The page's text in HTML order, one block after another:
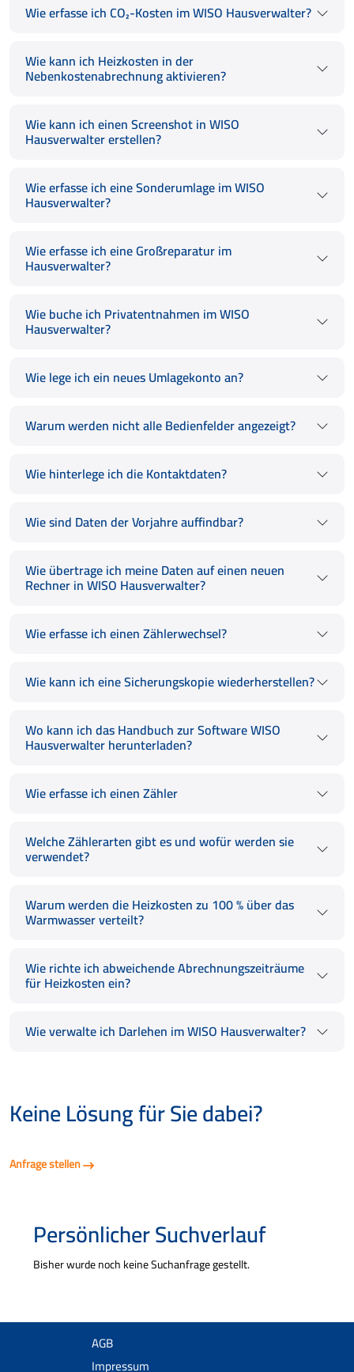
Wie erfasse ich CO₂-Kosten im WISO Hausverwalter?
Wie kann ich Heizkosten in der
Nebenkostenabrechnung aktivieren?
Wie kann ich einen Screenshot in WISO
Hausverwalter erstellen?
Wie erfasse ich eine Sonderumlage im WISO
Hausverwalter?
Wie erfasse ich eine Großreparatur im
Hausverwalter?
Wie buche ich Privatentnahmen im WISO
Hausverwalter?
Wie lege ich ein neues Umlagekonto an?
Warum werden nicht alle Bedienfelder angezeigt?
Wie hinterlege ich die Kontaktdaten?
Wie sind Daten der Vorjahre auffindbar?
Wie übertrage ich meine Daten auf einen neuen
Rechner in WISO Hausverwalter?
Wie erfasse ich einen Zählerwechsel?
Wie kann ich eine Sicherungskopie wiederherstellen?
Wo kann ich das Handbuch zur Software WISO
Hausverwalter herunterladen?
Wie erfasse ich einen Zähler
Welche Zählerarten gibt es und wofür werden sie
verwendet?
Warum werden die Heizkosten zu 100 % über das
Warmwasser verteilt?
Wie richte ich abweichende Abrechnungszeiträume
für Heizkosten ein?
Wie verwalte ich Darlehen im WISO Hausverwalter?
Keine Lösung für Sie dabei?
Anfrage stellen
Persönlicher Suchverlauf
Bisher wurde noch keine Suchanfrage gestellt.
AGB
Impressum